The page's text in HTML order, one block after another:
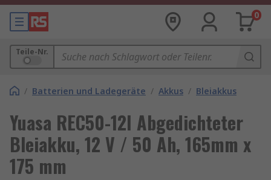
0
Teile-Nr.
/ Batterien und Ladegeräte / Akkus / Bleiakkus
Yuasa REC50-12I Abgedichteter
Bleiakku, 12 V / 50 Ah, 165mm x
175 mm